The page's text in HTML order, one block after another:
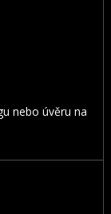
nebo úvěru na